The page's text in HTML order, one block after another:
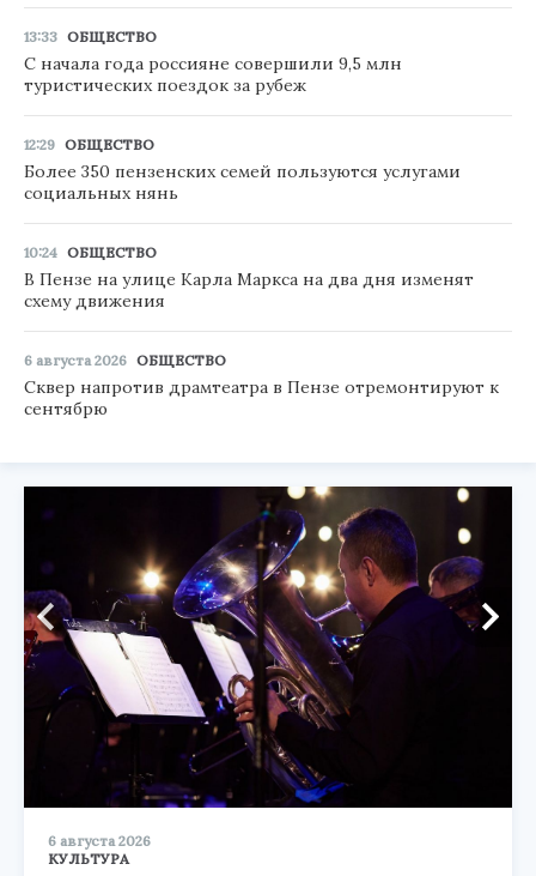
13:33 ОБЩЕСТВО
С начала года россияне совершили 9,5 млн
туристических поездок за рубеж
12:29 ОБЩЕСТВО
Более 350 пензенских семей пользуются услугами
социальных нянь
10:24 ОБЩЕСТВО
В Пензе на улице Карла Маркса на два дня изменят
схему движения
6 августа 2026 ОБЩЕСТВО
Сквер напротив драмтеатра в Пензе отремонтируют к
сентябрю
6 августа 2026
КУЛЬТУРА